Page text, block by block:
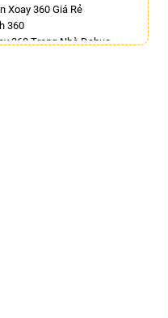
Xoay 360 Giá Rẻ
360
360 Trong Nhà Dahua